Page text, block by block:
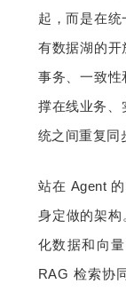
起，而是在
有数据湖的开
事务、一致性
撑在线业务、
统之间重复同
站在 Agent
身定做的架
化数据和向
RAG 检索协